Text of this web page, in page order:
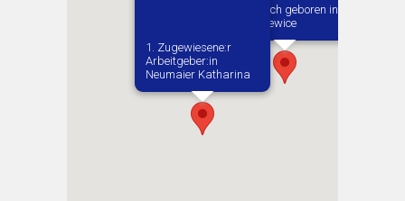
Vermutlich geboren in
Godaszewice
1. Zugewiesene:r
Arbeitgeber:in​
Neumaier Katharina